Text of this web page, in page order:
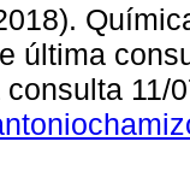
última
11/